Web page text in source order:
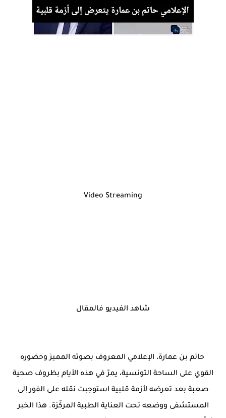
Video Streaming
شاهد الفيديو فالمقال
حاتم بن عمارة، الإعلامي المعروف بصوته المميز وحضوره
القوي على الساحة التونسية، يمرّ في هذه الأيام بظروف صحية
صعبة بعد تعرضه لأزمة قلبية استوجبت نقله على الفور إلى
المستشفى ووضعه تحت العناية الطبية المركّزة. هذا الخبر